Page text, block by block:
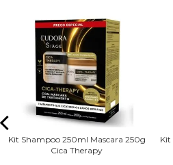
Kit Shampoo 250ml Mascara 250g
Cica Therapy
Kit